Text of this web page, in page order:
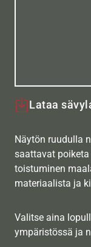
Lataa
Näytön ruudulla
saattavat
toistuminen
materiaalista ja
Valitse aina
ympäristössä ja